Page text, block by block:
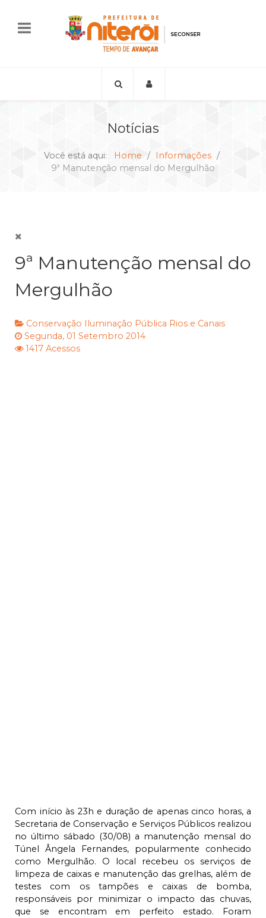
Notícias
Você está aqui: Home
Informações
9ª Manutenção mensal do Mergulhão
9ª Manutenção mensal do
Mergulhão
Conservação Iluminação Pública Rios e Canais
Segunda, 01 Setembro 2014
1417 Acessos
Com início às 23h e duração de apenas cinco horas, a
Secretaria de Conservação e Serviços Públicos realizou
no último sábado (30/08) a manutenção mensal do
Túnel Ângela Fernandes, popularmente conhecido
como Mergulhão. O local recebeu os serviços de
limpeza de caixas e manutenção das grelhas, além de
testes com os tampões e caixas de bomba,
responsáveis por minimizar o impacto das chuvas,
que se encontram em perfeito estado. Foram